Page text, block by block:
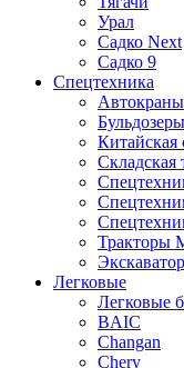
Урал
Садко Next
Садко 9
Спецтехника
Автокраны
Бульдозеры
Китайская
Складская
Тракторы
Легковые
Легковые
BAIC
Changan
Chery